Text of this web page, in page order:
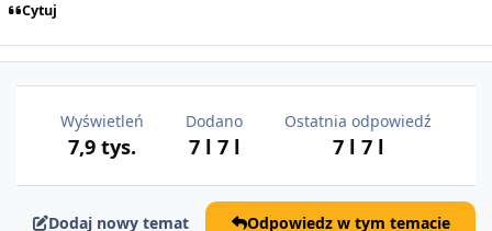
Cytuj
Wyświetleń
7,9 tys.
Dodano
7 l 7 l
Ostatnia odpowiedź
7 l 7 l
Dodaj nowy temat Odpowiedz w tym temacie